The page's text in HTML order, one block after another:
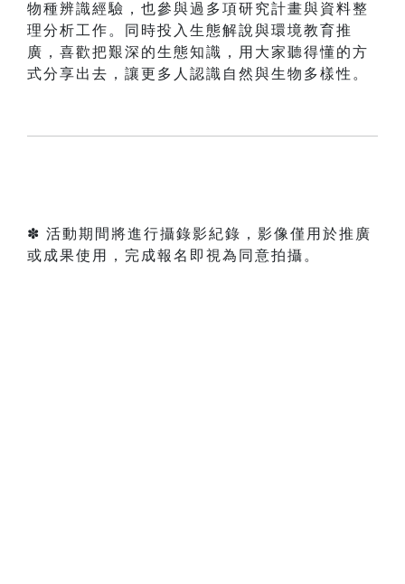
物種辨識經驗，也參與過多項研究計畫與資料整
理分析工作。同時投入生態解說與環境教育推
廣，喜歡把艱深的生態知識，用大家聽得懂的方
式分享出去，讓更多人認識自然與生物多樣性。
✽ 活動期間將進行攝錄影紀錄，影像僅用於推廣
或成果使用，完成報名即視為同意拍攝。